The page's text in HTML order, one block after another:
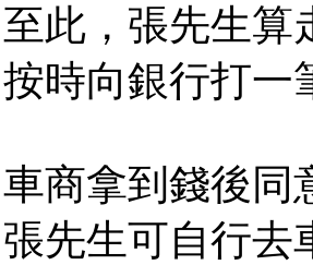
，張先生算
時向銀行打一
拿到錢後同
張先生可自行